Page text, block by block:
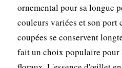
ornemental pour sa longue
couleurs variées et son port
coupées se conservent
fait un choix populaire pour